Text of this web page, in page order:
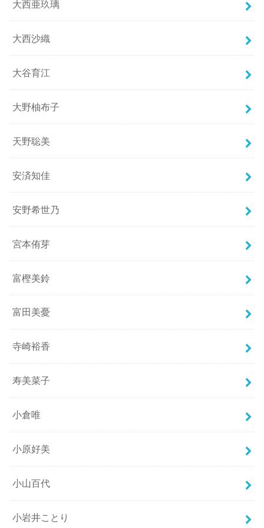
大西亜玖璃
大西沙織
大谷育江
大野柚布子
天野聡美
安済知佳
安野希世乃
宮本侑芽
富樫美鈴
富田美憂
寺崎裕香
寿美菜子
小倉唯
小原好美
小山百代
小岩井ことり